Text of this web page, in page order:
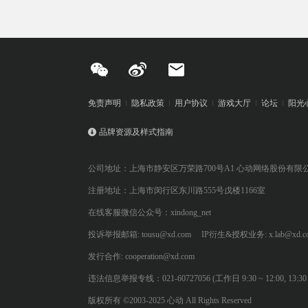
免责声明 隐私政策 用户协议 游戏大厅 论坛 阳光
品牌资源及样式指南
公司地址：上海市静安区万荣路700号A1 心动网络股份有限
注册地址：上海市闵行区东川路555号戊楼1166室
在线客服微信公众号：xindong_net
投诉举报邮箱: tousu@xd.com IP衍生&授权业务:
发行合作: cooperation@xd.com
违法信息举报专线：021-60727056 (工作日 9:30 ~ 12:00, 13:30
版权所有 ©2003-2025 心动 All Rights Reserved